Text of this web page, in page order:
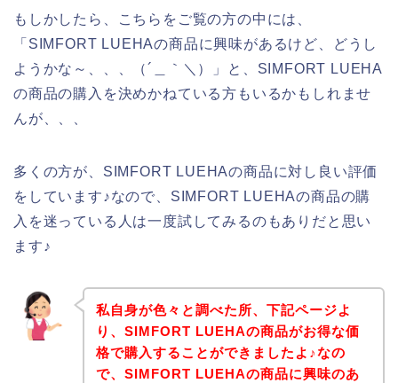
もしかしたら、こちらをご覧の方の中には、
「SIMFORT LUEHAの商品に興味があるけど、どうし
ようかな～、、、（´＿｀＼）」と、SIMFORT LUEHA
の商品の購入を決めかねている方もいるかもしれませ
んが、、、
多くの方が、SIMFORT LUEHAの商品に対し良い評価
をしています♪なので、SIMFORT LUEHAの商品の購
入を迷っている人は一度試してみるのもありだと思い
ます♪
私自身が色々と調べた所、下記ページよ
り、SIMFORT LUEHAの商品がお得な価
格で購入することができましたよ♪なの
で、SIMFORT LUEHAの商品に興味のあ